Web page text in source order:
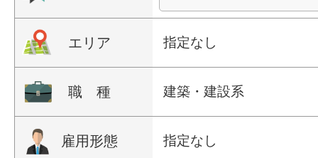
エリア 指定なし
職 種 建築・建設系
雇用形態 指定なし